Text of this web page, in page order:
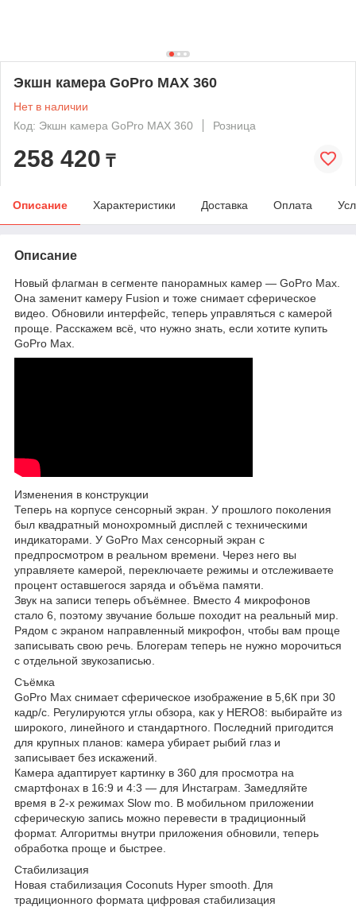
Экшн камера GoPro MAX 360
Нет в наличии
Код: Экшн камера GoPro MAX 360
Розница
258 420 ₸
Описание Характеристики Доставка Оплата
Описание
Новый флагман в сегменте панорамных камер — GoPro Max.
Она заменит камеру Fusion и тоже снимает сферическое
видео. Обновили интерфейс, теперь управляться с камерой
проще. Расскажем всё, что нужно знать, если хотите купить
GoPro Max.
Изменения в конструкции
Теперь на корпусе сенсорный экран. У прошлого поколения
был квадратный монохромный дисплей с техническими
индикаторами. У GoPro Max сенсорный экран с
предпросмотром в реальном времени. Через него вы
управляете камерой, переключаете режимы и отслеживаете
процент оставшегося заряда и объёма памяти.
Звук на записи теперь объёмнее. Вместо 4 микрофонов
стало 6, поэтому звучание больше походит на реальный мир.
Рядом с экраном направленный микрофон, чтобы вам проще
записывать свою речь. Блогерам теперь не нужно морочиться
с отдельной звукозаписью.
Съёмка
GoPro Max снимает сферическое изображение в 5,6К при 30
кадр/с. Регулируются углы обзора, как у HERO8: выбирайте из
широкого, линейного и стандартного. Последний пригодится
для крупных планов: камера убирает рыбий глаз и
записывает без искажений.
Камера адаптирует картинку в 360 для просмотра на
смартфонах в 16:9 и 4:3 — для Инстаграм. Замедляйте
время в 2-х режимах Slow mo. В мобильном приложении
сферическую запись можно перевести в традиционный
формат. Алгоритмы внутри приложения обновили, теперь
обработка проще и быстрее.
Стабилизация
Новая стабилизация Coconuts Hyper smooth. Для
традиционного формата цифровая стабилизация